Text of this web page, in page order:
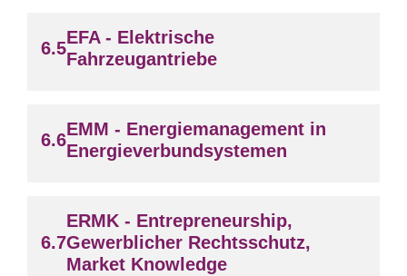
EFA - Elektrische
Fahrzeugantriebe
EMM - Energiemanagement in
Energieverbundsystemen
ERMK - Entrepreneurship,
Gewerblicher Rechtsschutz,
Market Knowledge